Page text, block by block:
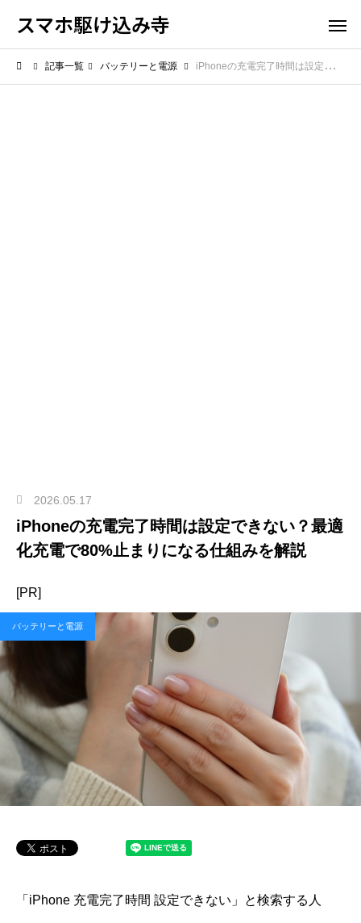
スマホ駆け込み寺
記事一覧 バッテリーと電源 iPhoneの充電完了時間は設定できない？最適化充電で80%止まりになる仕組みを解説
2026.05.17
iPhoneの充電完了時間は設定できない？最適
化充電で80%止まりになる仕組みを解説
[PR]
バッテリーと電源
「iPhone 充電完了時間 設定できない」と検索する人